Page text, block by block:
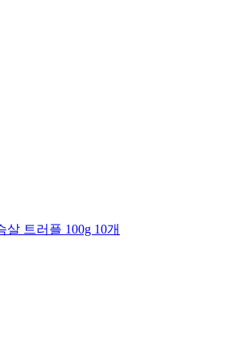
살 트러플 100g 10개